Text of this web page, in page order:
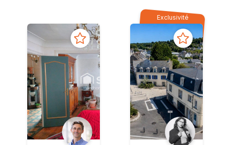
Exclusivité